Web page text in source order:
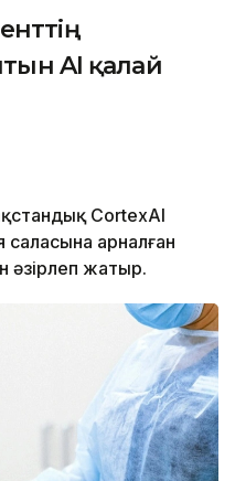
AI қалай
CortexAI
саласына арналған
әзірлеп жатыр.